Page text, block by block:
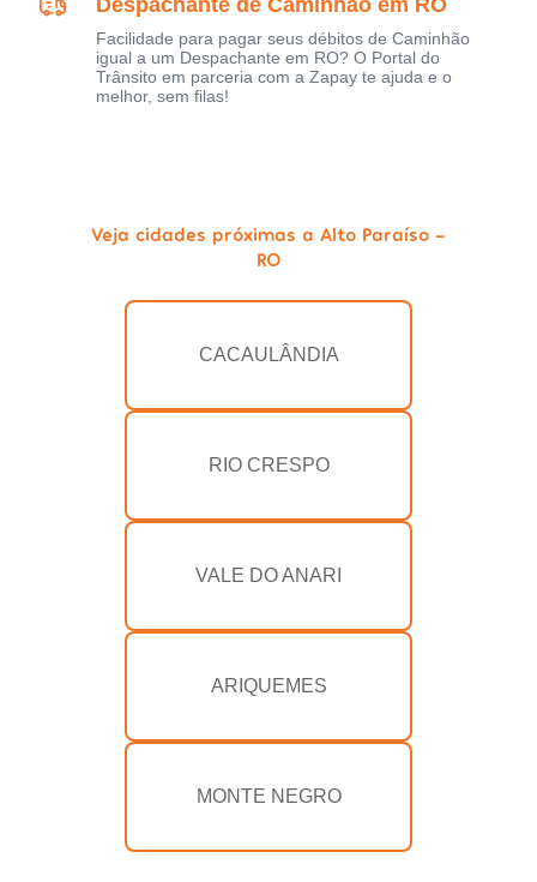
Despachante de Caminhão em RO
Facilidade para pagar seus débitos de Caminhão
igual a um Despachante em RO? O Portal do
Trânsito em parceria com a Zapay te ajuda e o
melhor, sem filas!
Veja cidades próximas a Alto Paraíso -
RO
CACAULÂNDIA
RIO CRESPO
VALE DO ANARI
ARIQUEMES
MONTE NEGRO